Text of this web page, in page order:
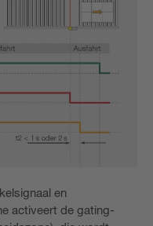
en
activeert de gating-